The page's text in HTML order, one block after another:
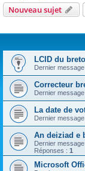
Nouveau sujet
LCID du
Dernier
Correcteur
Dernier
La date de
Dernier
An deiziad e
Dernier
Réponses : 1
Microsoft